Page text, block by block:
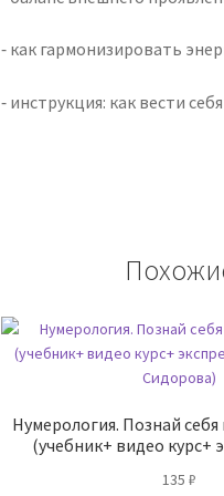
⁃ как гармонизировать
⁃ инструкция: как вести
Нумерология. Познай себя
(учебник+ видео курс+
135₽